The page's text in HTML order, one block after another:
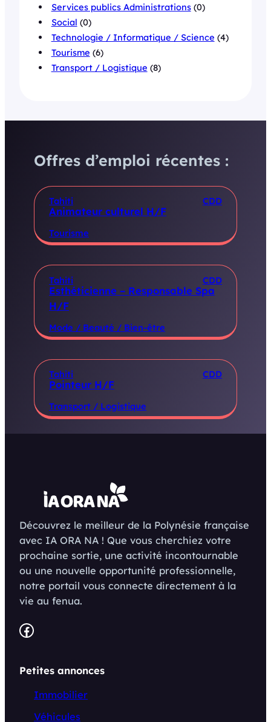
Services publics Administrations(0)
Social (0)
Technologie / Informatique / Science (4)
Tourisme (6)
Transport / Logistique (8)
Offres d’emploi récentes :
Tahiti CDD
Animateur culturel H/F
Tourisme
Tahiti CDD
Esthéticienne – Responsable Spa
H/F
Mode / Beauté / Bien-être
Tahiti CDD
Pointeur H/F
Transport / Logistique
Découvrez le meilleur de la Polynésie française
avec IA ORA NA ! Que vous cherchiez votre
prochaine sortie, une activité incontournable
ou une nouvelle opportunité professionnelle,
notre portail vous connecte directement à la
vie au fenua.
Facebook
Petites annonces
Immobilier
Véhicules